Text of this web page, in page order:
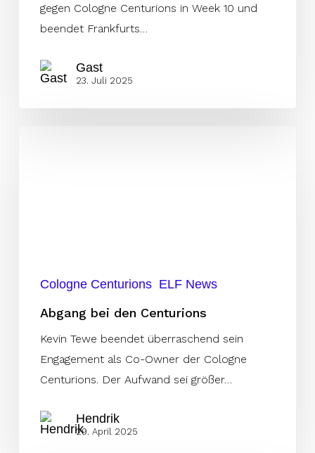
gegen Cologne Centurions in Week 10 und
beendet Frankfurts…
Gast
23. Juli 2025
Cologne Centurions ELF News
Abgang bei den Centurions
Kevin Tewe beendet überraschend sein
Engagement als Co-Owner der Cologne
Centurions. Der Aufwand sei größer…
Hendrik
29. April 2025